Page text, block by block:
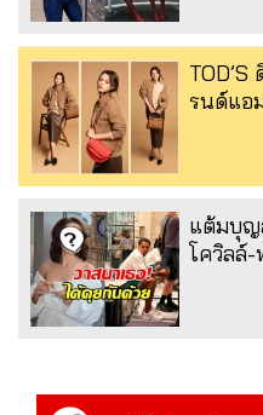
รนด์แอ
แต้มบุญ
โควิลล์-